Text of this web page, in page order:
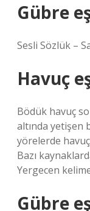
Gübre
Sesli Sözlük –
Havuç
Bödük havuç
altında yetişen
yörelerde
Bazı
Yergecen
Gübre